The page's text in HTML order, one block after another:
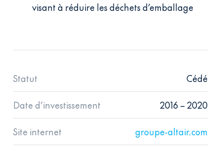
visant à réduire les déchets d’emballage
Statut Cédé
Date d’investissement 2016 – 2020
Site internet groupe-altair.com